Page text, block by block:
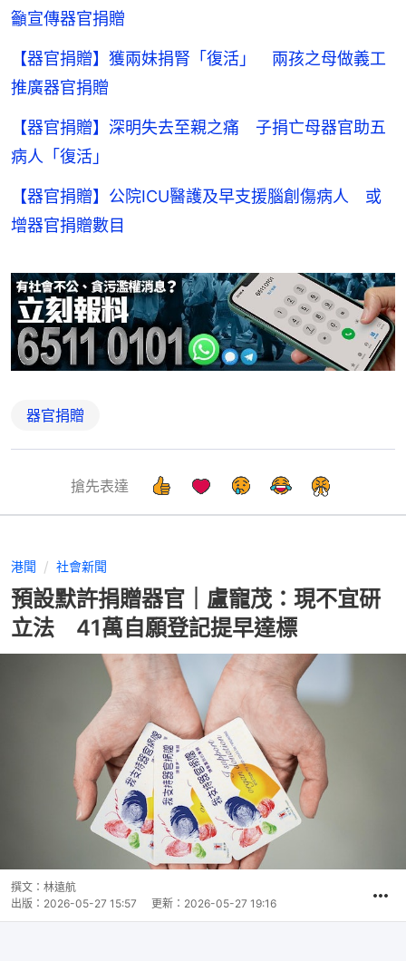
籲宣傳器官捐贈
【器官捐贈】獲兩妹捐腎「復活」 兩孩之母做義工
推廣器官捐贈
【器官捐贈】深明失去至親之痛 子捐亡母器官助五
病人「復活」
【器官捐贈】公院ICU醫護及早支援腦創傷病人 或
增器官捐贈數目
器官捐贈
搶先表達
港聞 社會新聞
預設默許捐贈器官｜盧寵茂：現不宜研
立法 41萬自願登記提早達標
撰文： 林遠航
出版： 2026-05-27 15:57 更新： 2026-05-27 19:16